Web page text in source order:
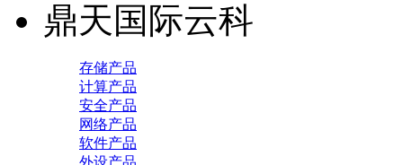
鼎天国际云科
存储产品
计算产品
安全产品
网络产品
软件产品
外设产品